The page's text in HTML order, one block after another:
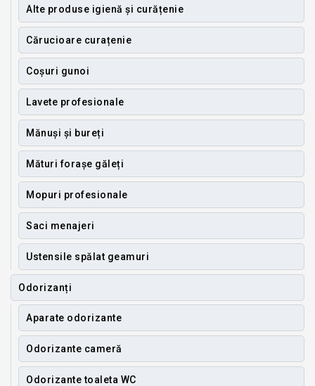
Alte produse igienă și curățenie
Cărucioare curațenie
Coșuri gunoi
Lavete profesionale
Mănuși și bureți
Mături forașe găleți
Mopuri profesionale
Saci menajeri
Ustensile spălat geamuri
Odorizanți
Aparate odorizante
Odorizante cameră
Odorizante toaleta WC